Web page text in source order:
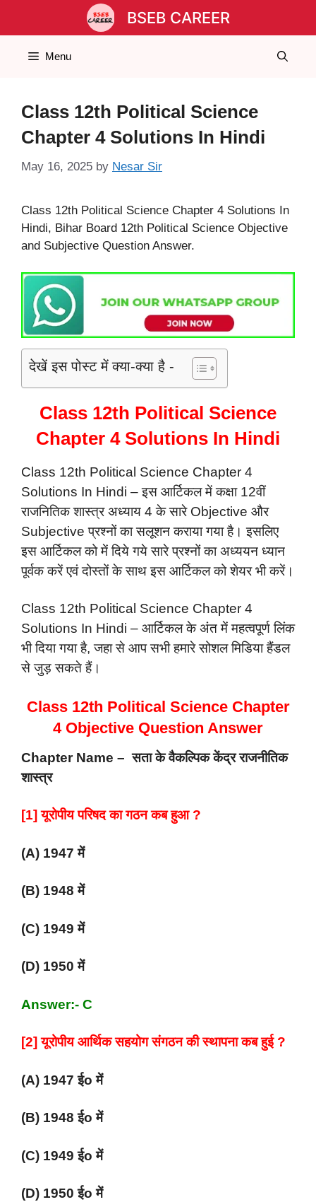
BSEB CAREER
Menu
Class 12th Political Science
Chapter 4 Solutions In Hindi
May 16, 2025 by Nesar Sir
Class 12th Political Science Chapter 4 Solutions In
Hindi, Bihar Board 12th Political Science Objective
and Subjective Question Answer.
देखें इस पोस्ट में क्या-क्या है -
Class 12th Political Science
Chapter 4 Solutions In Hindi
Class 12th Political Science Chapter 4
Solutions In Hindi – इस आर्टिकल में कक्षा 12वीं
राजनितिक शास्त्र अध्याय 4 के सारे Objective और
Subjective प्रश्नों का सलूशन कराया गया है। इसलिए
इस आर्टिकल को में दिये गये सारे प्रश्नों का अध्ययन ध्यान
पूर्वक करें एवं दोस्तों के साथ इस आर्टिकल को शेयर भी करें।
Class 12th Political Science Chapter 4
Solutions In Hindi – आर्टिकल के अंत में महत्वपूर्ण लिंक
भी दिया गया है, जहा से आप सभी हमारे सोशल मिडिया हैंडल
से जुड़ सकते हैं।
Class 12th Political Science Chapter
4 Objective Question Answer
Chapter Name – सता के वैकल्पिक केंद्र राजनीतिक
शास्त्र
[1] यूरोपीय परिषद का गठन कब हुआ ?
(A) 1947 में
(B) 1948 में
(C) 1949 में
(D) 1950 में
Answer:- C
[2] यूरोपीय आर्थिक सहयोग संगठन की स्थापना कब हुई ?
(A) 1947 ईo में
(B) 1948 ईo में
(C) 1949 ईo में
(D) 1950 ईo में